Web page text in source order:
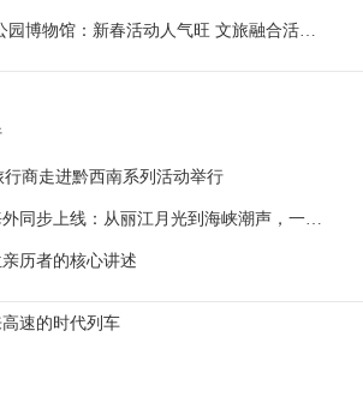
【网络中国节·春节】兴义世界地质公园博物馆：新春活动人气旺 文旅融合活力足
行商走进黔西南系列活动举行
《我在大陆等你》12月15日全国及海外同步上线：从丽江月光到海峡潮声，一杯民谣的温度
历者的核心讲述
速的时代列车